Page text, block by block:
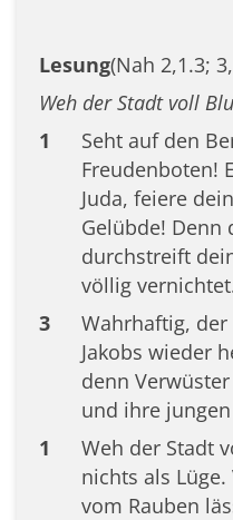
Lesung(Nah 2,1.3;
Weh der Stadt voll
1
Seht auf den
Freudenboten!
Juda, feiere
Gelübde!
durchstreift
völlig
3
Wahrhaftig,
Jakobs wieder
denn
und ihre
1
Weh der Stadt
nichts als
vom Rauben